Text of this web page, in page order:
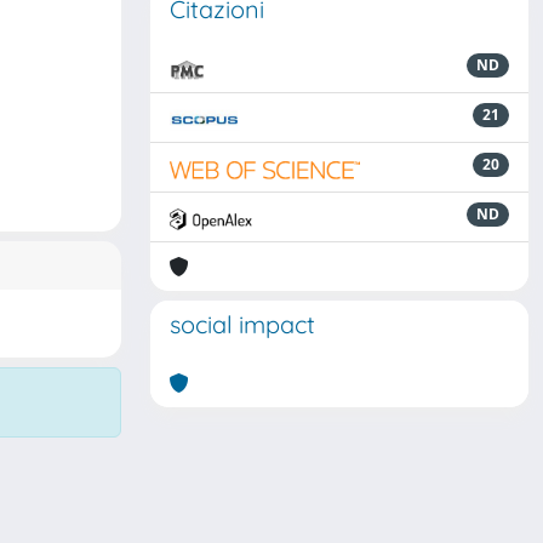
Citazioni
ND
21
20
ND
social impact